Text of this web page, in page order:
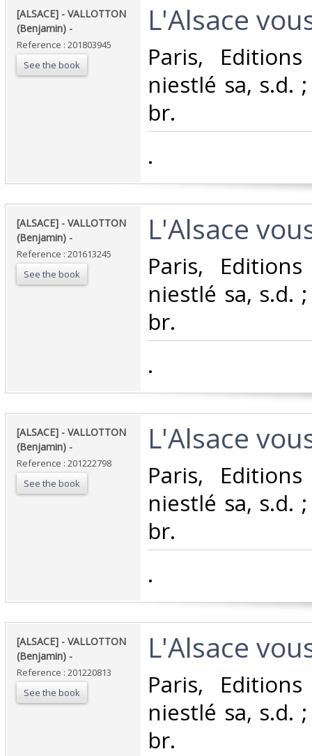
‎[ALSACE] - VALLOTTON
(Benjamin) - ‎
Reference : 201803945
See the book
‎L'Alsace
‎Paris,
niestlé sa, s.d.
br.‎
‎.‎
‎[ALSACE] - VALLOTTON
(Benjamin) - ‎
Reference : 201613245
See the book
‎L'Alsace
‎Paris,
niestlé sa, s.d.
br.‎
‎.‎
‎[ALSACE] - VALLOTTON
(Benjamin) - ‎
Reference : 201222798
See the book
‎L'Alsace
‎Paris,
niestlé sa, s.d.
br.‎
‎.‎
‎[ALSACE] - VALLOTTON
(Benjamin) - ‎
Reference : 201220813
See the book
‎L'Alsace
‎Paris,
niestlé sa, s.d.
br.‎